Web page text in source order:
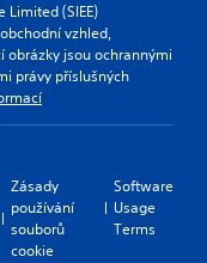
(SIEE)
vzhled,
obrázky jsou ochrannými
právy příslušných
Zásady
používání
souborů
cookie
Software
Usage
Terms